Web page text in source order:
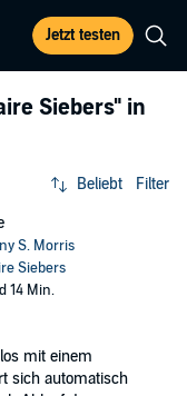
Jetzt testen
Siebers" in
Beliebt Filter
S. Morris
Siebers
14 Min.
mit einem
sich automatisch